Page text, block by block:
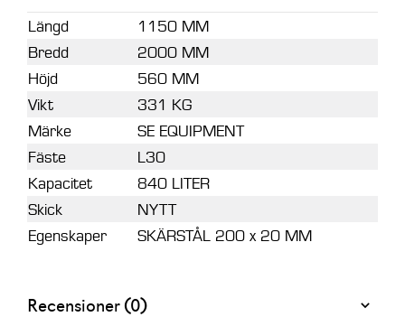
Längd
1150 MM
Bredd
2000 MM
Höjd
560 MM
Vikt
331 KG
Märke
SE EQUIPMENT
Fäste
L30
Kapacitet
840 LITER
Skick
NYTT
Egenskaper
SKÄRSTÅL 200 x 20 MM
Recensioner (0)